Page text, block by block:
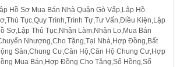
Hồ Sơ Mua Bán Nhà Quận Gò Vấp,Lập Hồ
Tục,Quy Trình,Trình Tự,Tư Vấn,Điều Kiện,Lập
Sơ,Lập Thủ Tục,Nhận Làm,Nhận Lo,Mua Bán
Nhượng,Cho Tặng,Tại Nhà,Hợp Đồng,Bất
Sản,Chung Cư,Căn Hộ,Căn Hộ Chung Cư,Hợp
Mua Bán,Hợp Đồng Cho Tặng,Sổ Hồng,Sổ